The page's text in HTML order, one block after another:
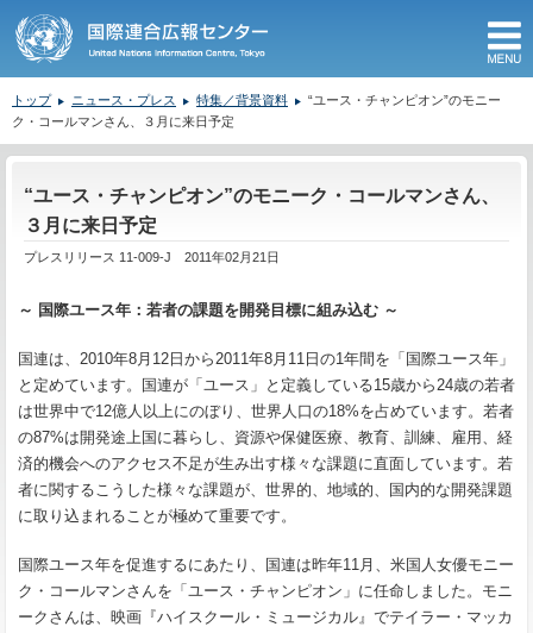
トップ ニュース・プレス 特集／背景資料
“ユース・チャンピオン”のモニー
ク・コールマンさん、３月に来日予定
“ユース・チャンピオン”のモニーク・コールマンさん、
３月に来日予定
プレスリリース 11-009-J 2011年02月21日
～ 国際ユース年：若者の課題を開発目標に組み込む ～
国連は、2010年8月12日から2011年8月11日の1年間を「国際ユース年」
と定めています。国連が「ユース」と定義している15歳から24歳の若者
は世界中で12億人以上にのぼり、世界人口の18%を占めています。若者
の87%は開発途上国に暮らし、資源や保健医療、教育、訓練、雇用、経
済的機会へのアクセス不足が生み出す様々な課題に直面しています。若
者に関するこうした様々な課題が、世界的、地域的、国内的な開発課題
に取り込まれることが極めて重要です。
国際ユース年を促進するにあたり、国連は昨年11月、米国人女優モニー
ク・コールマンさんを「ユース・チャンピオン」に任命しました。モニ
ークさんは、映画『ハイスクール・ミュージカル』でテイラー・マッカ